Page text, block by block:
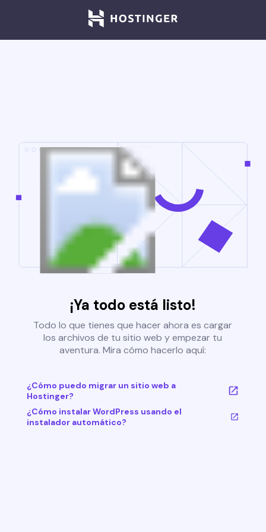
¡Ya todo está listo!
Todo lo que tienes que hacer ahora es cargar
los archivos de tu sitio web y empezar tu
aventura. Mira cómo hacerlo aquí:
¿Cómo puedo migrar un sitio web a
Hostinger?
¿Cómo instalar WordPress usando el
instalador automático?